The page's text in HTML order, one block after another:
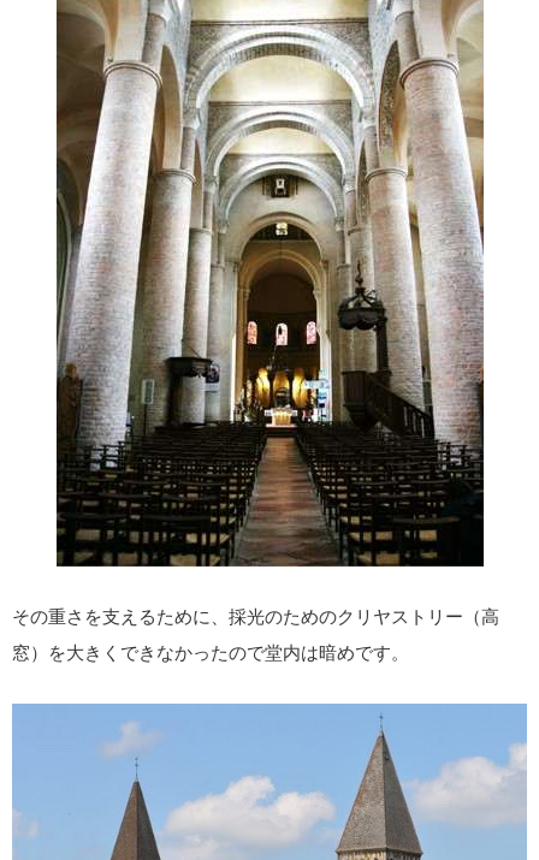
その重さを支えるために、採光のためのクリヤストリー（高
窓）を大きくできなかったので堂内は暗めです。